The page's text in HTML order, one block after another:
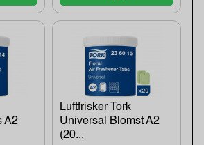
A2
Luftfrisker Tork
Universal Blomst A2
(20...